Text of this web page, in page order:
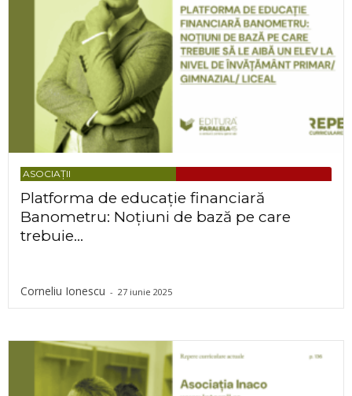
ASOCIAȚII
Platforma de educație financiară
Banometru: Noțiuni de bază pe care
trebuie...
Corneliu Ionescu - 27 iunie 2025